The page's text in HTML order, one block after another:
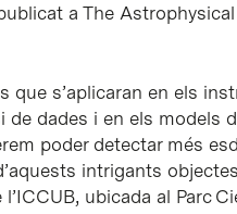
a The
que s’aplicaran en els
de dades i en els
poder detectar més
intrigants
ubicada al Parc